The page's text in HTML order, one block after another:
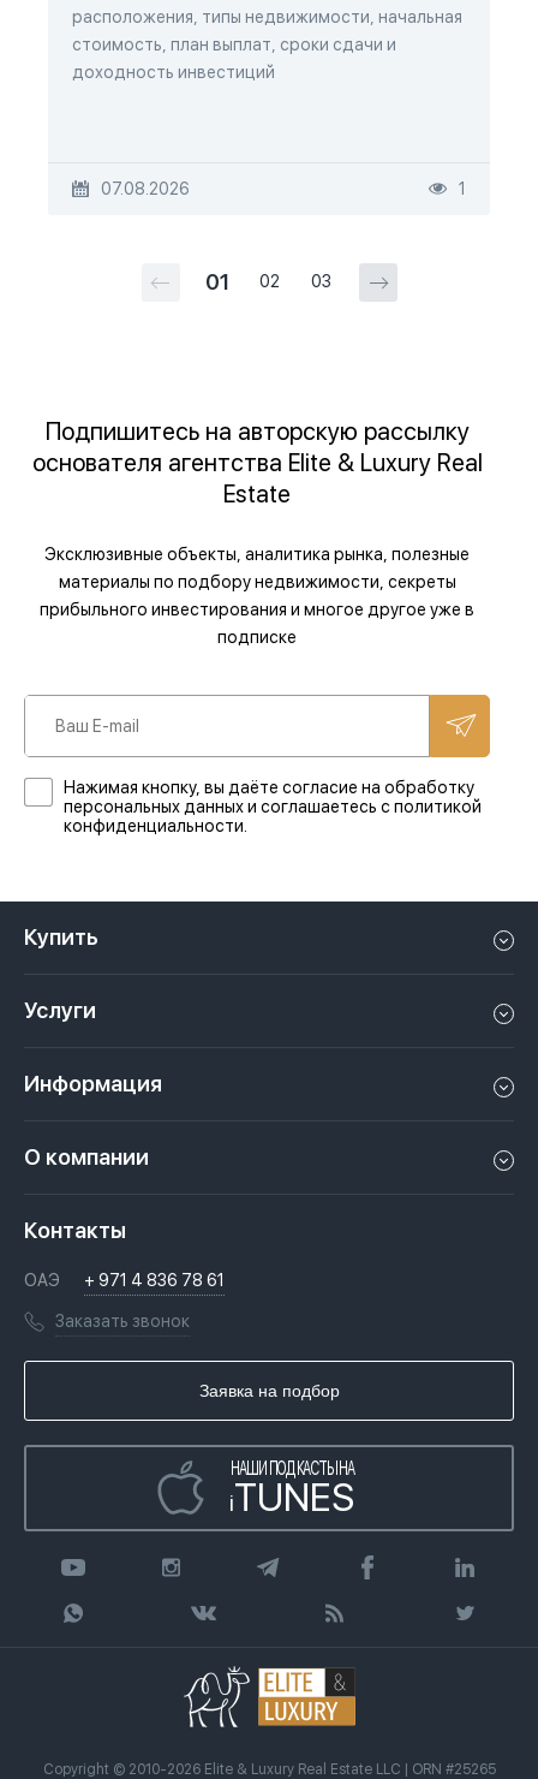
расположения, типы недвижимости, начальная
стоимость, план выплат, сроки сдачи и
доходность инвестиций
07.08.2026 1
01 02 03
Подпишитесь на авторскую рассылку
основателя агентства Elite & Luxury Real
Estate
Эксклюзивные объекты, аналитика рынка, полезные
материалы по подбору недвижимости, секреты
прибыльного инвестирования и многое другое уже в
подписке
Нажимая кнопку, вы даёте согласие на обработку
персональных данных и соглашаетесь с политикой
конфиденциальности.
Купить
Апартаменты в Дубае
Пентхаус в Дубае
Услуги
Сдать недвижимость в Дубае, ОАЭ
Недвижимость за криптовалюту в Дубае
Переезд в Дубай, ОАЭ
Гражданство ОАЭ
Информация
Законы
Вопросы и ответы
Книги
Инфографика
О компании
Лицензии
Агентство недвижимости
Контакты
ОАЭ + 971 4 836 78 61
Заказать звонок
Заявка на подбор
НАШИ ПОДКАСТЫ НА
iTUNES
Copyright © 2010-2026 Elite & Luxury Real Estate LLC | ORN #25265